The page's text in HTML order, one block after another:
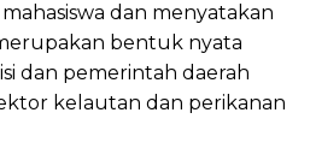
dan menyatakan
bentuk nyata
dan pemerintah daerah
kelautan dan perikanan